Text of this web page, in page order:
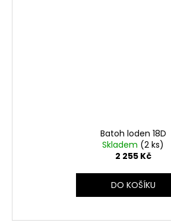
Batoh loden 18D
Skladem (2 ks)
2 255 Kč
DO KOŠÍKU